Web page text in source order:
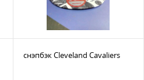
снэпбэк Cleveland Cavaliers